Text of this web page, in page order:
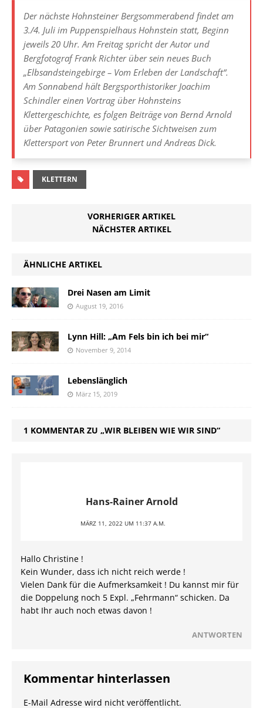
Der nächste Hohnsteiner Bergsommerabend findet am
3./4. Juli im Puppenspielhaus Hohnstein statt, Beginn
jeweils 20 Uhr. Am Freitag spricht der Autor und
Bergfotograf Frank Richter über sein neues Buch
„Elbsandsteingebirge – Vom Erleben der Landschaft“.
Am Sonnabend hält Bergsporthistoriker Joachim
Schindler einen Vortrag über Hohnsteins
Klettergeschichte, es folgen Beiträge von Bernd Arnold
über Patagonien sowie satirische Sichtweisen zum
Klettersport von Peter Brunnert und Andreas Dick.
KLETTERN
VORHERIGER ARTIKEL
NÄCHSTER ARTIKEL
ÄHNLICHE ARTIKEL
Drei Nasen am Limit
August 19, 2016
Lynn Hill: „Am Fels bin ich bei mir“
November 9, 2014
Lebenslänglich
März 15, 2019
1 KOMMENTAR ZU „WIR BLEIBEN WIE WIR SIND“
Hans-Rainer Arnold
MÄRZ 11, 2022 UM 11:37 A.M.
Hallo Christine !
Kein Wunder, dass ich nicht reich werde !
Vielen Dank für die Aufmerksamkeit ! Du kannst mir für
die Doppelung noch 5 Expl. „Fehrmann“ schicken. Da
habt Ihr auch noch etwas davon !
ANTWORTEN
Kommentar hinterlassen
E-Mail Adresse wird nicht veröffentlicht.